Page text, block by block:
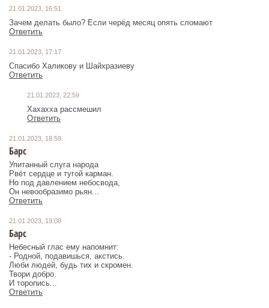
21.01.2023, 16:51
Зачем делать было? Если черёд месяц опять сломают
Ответить
21.01.2023, 17:17
Спасибо Халикову и Шайхразиеву
Ответить
21.01.2023, 22:59
Хахахха рассмешил
Ответить
21.01.2023, 18:59
Барс
Упитанный слуга народа
Рвёт сердце и тугой карман.
Но под давлением небосвода,
Он невообразимо рьян...
Ответить
21.01.2023, 19:08
Барс
Небесный глас ему напомнит:
- Родной, подавишься, акстись.
Люби людей, будь тих и скромен.
Твори добро.
И торопись...
Ответить